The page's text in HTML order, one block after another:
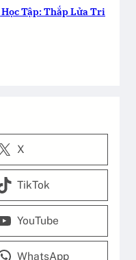
Tập: Thắp Lửa Tri
X
TikTok
YouTube
WhatsApp